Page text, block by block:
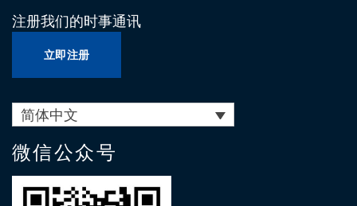
注册我们的时事通讯
立即注册
简体中文
微信公众号